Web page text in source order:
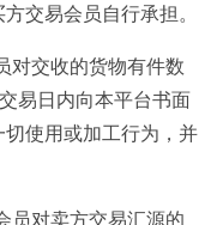
交易会员自行承担。
对交收的货物有件数
易日内向本平台书面
使用或加工行为，并
员对卖方交易汇源的